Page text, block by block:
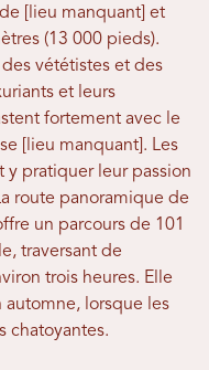
[lieu manquant] et
(13 000 pieds).
vététistes et des
et leurs
fortement avec le
[lieu manquant]. Les
y pratiquer leur passion
route panoramique de
un parcours de 101
traversant de
trois heures. Elle
lorsque les
chatoyantes.